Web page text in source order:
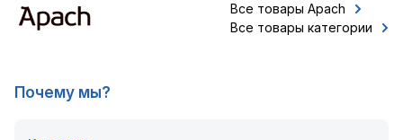
Все товары Apach
Все товары категории
Почему мы?